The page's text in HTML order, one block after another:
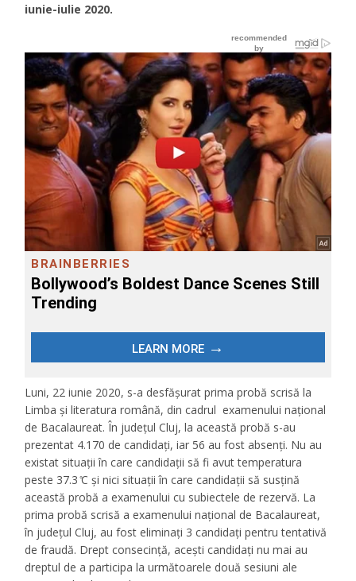
iunie-iulie 2020.
Luni, 22 iunie 2020, s-a desfășurat prima probă scrisă la
Limba și literatura română, din cadrul examenului național
de Bacalaureat. În județul Cluj, la această probă s-au
prezentat 4.170 de candidați, iar 56 au fost absenți. Nu au
existat situații în care candidații să fi avut temperatura
peste 37.3 ̊C și nici situații în care candidații să susțină
această probă a examenului cu subiectele de rezervă. La
prima probă scrisă a examenului național de Bacalaureat,
în județul Cluj, au fost eliminați 3 candidați pentru tentativă
de fraudă. Drept consecință, acești candidați nu mai au
dreptul de a participa la următoarele două sesiuni ale